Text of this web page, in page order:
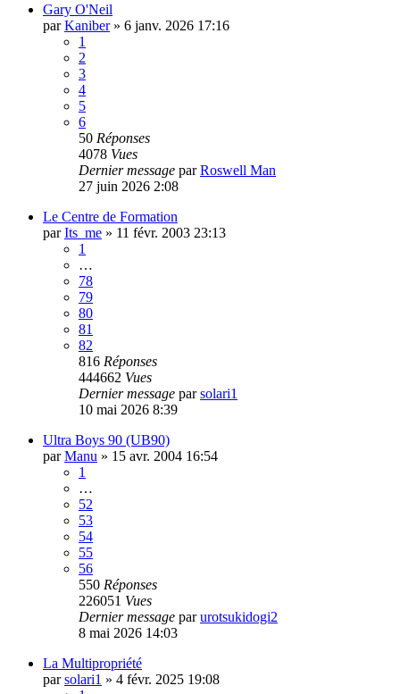
Gary O'Neil
parKaniber» 6 janv. 2026 17:16
1
2
3
4
5
6
50 Réponses
4078 Vues
Dernier message parRoswell Man
27 juin 2026 2:08
Le Centre de Formation
parIts_me » 11 févr. 2003 23:13
1
…
78
79
80
81
82
816 Réponses
444662 Vues
Dernier message parsolari1
10 mai 2026 8:39
Ultra Boys 90 (UB90)
parManu » 15 avr. 2004 16:54
1
…
52
53
54
55
56
550 Réponses
226051 Vues
Dernier message parurotsukidogi2
8 mai 2026 14:03
La Multipropriété
parsolari1 » 4 févr. 2025 19:08